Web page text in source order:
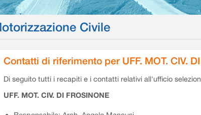
Civile
Contatti di riferimento per UFF. MOT. CIV.
Di seguito tutti i recapiti e i contatti relativi all'ufficio
UFF. MOT. CIV. DI FROSINONE